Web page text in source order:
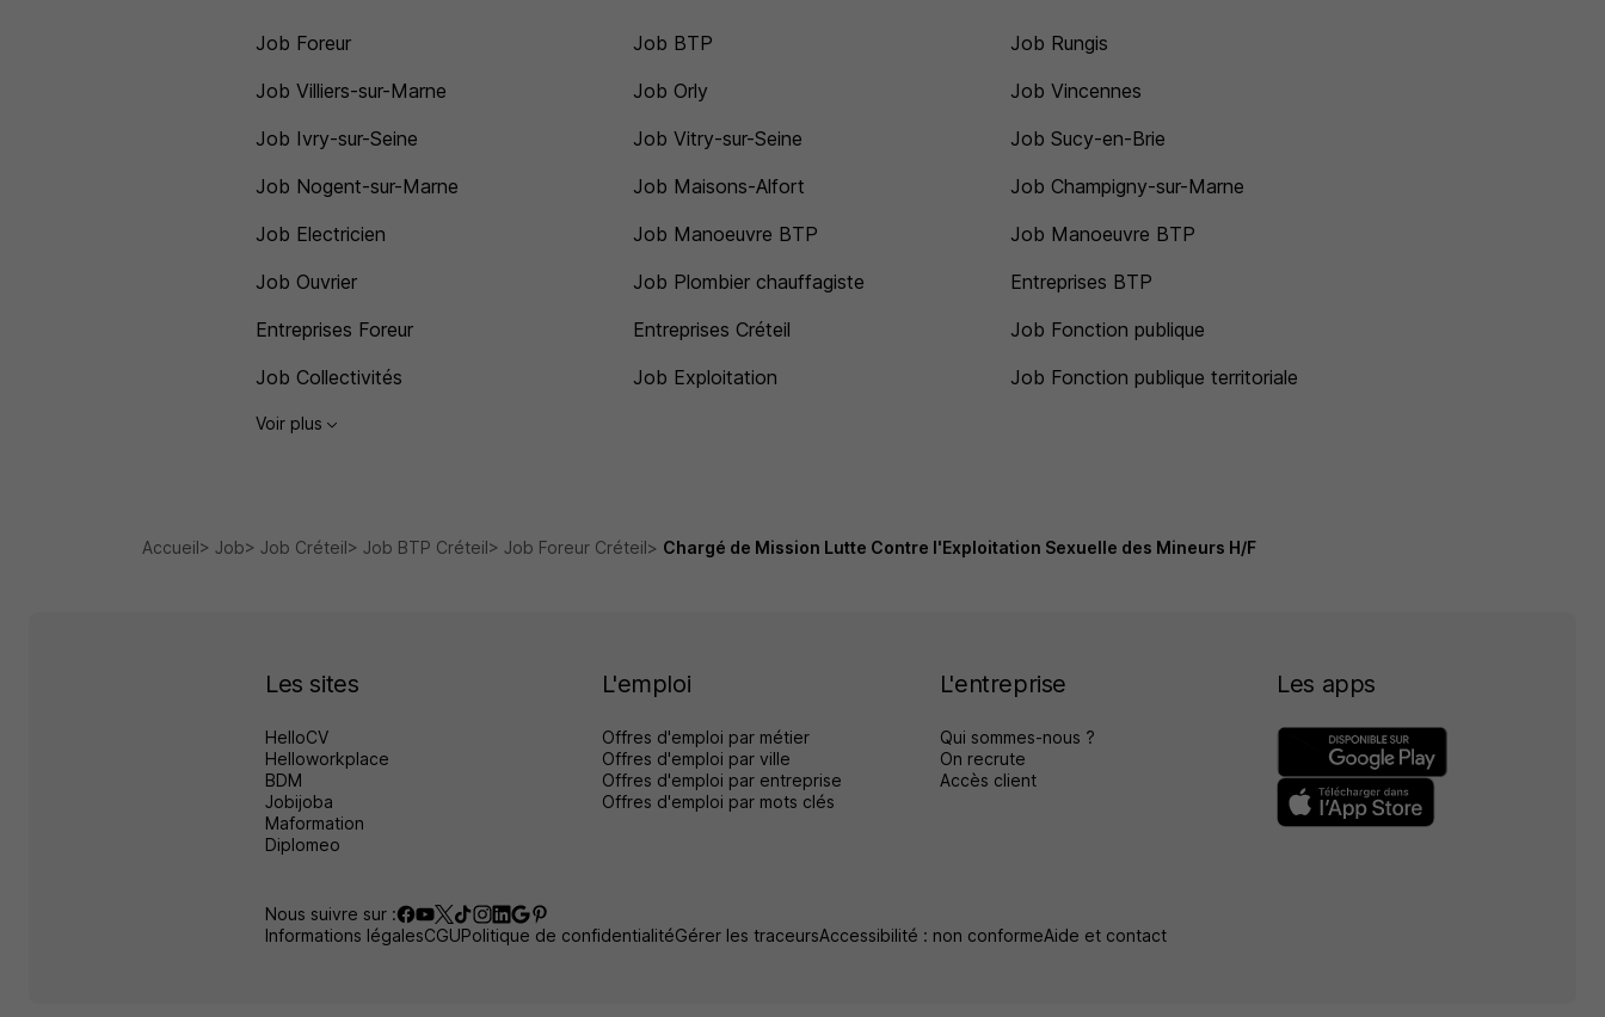
Job Foreur Job BTP
Job Rungis
Job Villiers-sur-Marne
Job Orly
Job Vincennes
Job Ivry-sur-Seine
Job Vitry-sur-Seine
Job Sucy-en-Brie
Job Nogent-sur-Marne
Job Maisons-Alfort
Job Champigny-sur-Marne
Job Electricien
Job Manoeuvre BTP
Job Manoeuvre BTP
Job Ouvrier
Job Plombier chauffagiste
Entreprises BTP
Entreprises Foreur
Entreprises Créteil
Job Fonction publique
Job Collectivités
Job Exploitation Job Fonction publique territoriale
Voir plus
Accueil Job Job Créteil Job BTP Créteil Job Foreur Créteil Chargé de Mission Lutte Contre l'Exploitation Sexuelle des Mineurs H/F
Les sites
HelloCV
Helloworkplace
BDM
Jobijoba
Maformation
Diplomeo
L'emploi
Offres d'emploi par métier
Offres d'emploi par ville
Offres d'emploi par entreprise
Offres d'emploi par mots clés
L'entreprise
Qui sommes-nous ?
On recrute
Accès client
Les apps
Nous suivre sur :
Informations légalesCGUPolitique de confidentialitéGérer les traceursAccessibilité : non conformeAide et contact